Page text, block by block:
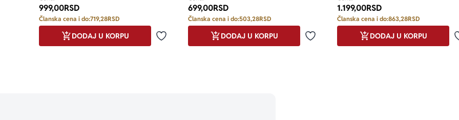
999,00RSD
Članska cena i do:719,28RSD
Dodaj u omiljene
DODAJ U KORPU
699,00RSD
Članska cena i do:503,28RSD
Dodaj u omiljene
DODAJ U KORPU
1.199,00RSD
Članska cena i do:863,28RSD
DODAJ U KORPU